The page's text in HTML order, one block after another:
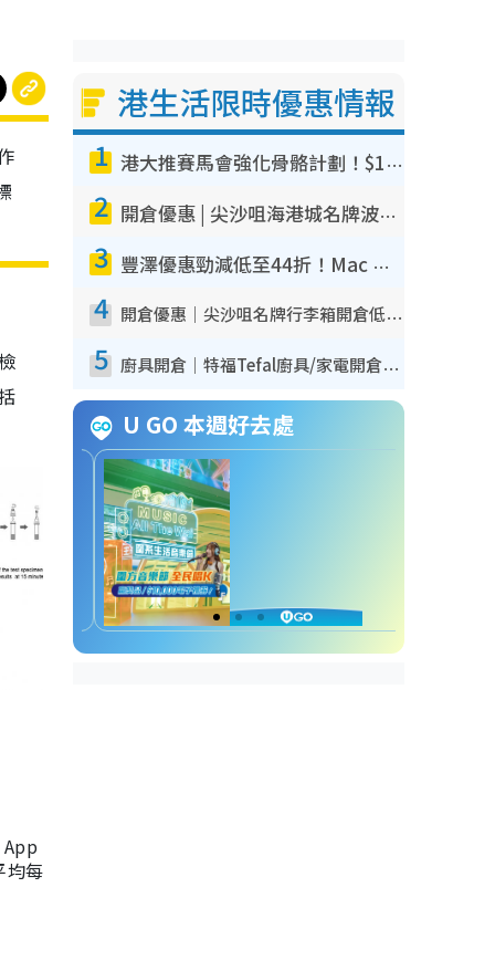
均每
港生活限時優惠情報
1 港大推賽馬會強化骨骼計劃！$100骨質密度X光檢查 完成免費運動訓練送超市禮券！附參加資格
2 開倉優惠 | 尖沙咀海港城名牌波鞋開倉低至1折！On鞋$899起／Joy&Peace鞋履$98起
3 豐澤優惠勁減低至44折！Mac mini/iPhone17Pro大減價！廚房家電$220起
4 開倉優惠｜尖沙咀名牌行李箱開倉低至4折！一連5日 American Tourister/ace./Hallmark $200起！
5 廚具開倉｜特福Tefal廚具/家電開倉低至3折！$220起買平底鍋/炒鑊/湯煲！電飯煲/吸塵機/燙斗$418起
U GO 本週好去處